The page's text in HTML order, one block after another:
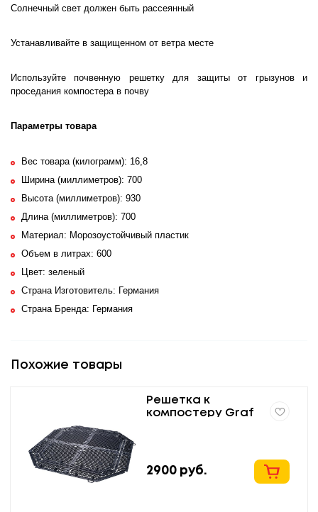
Солнечный свет должен быть рассеянный
Устанавливайте в защищенном от ветра месте
Используйте почвенную решетку для защиты от грызунов и
проседания компостера в почву
Параметры товара
Вес товара (килограмм): 16,8
Ширина (миллиметров): 700
Высота (миллиметров): 930
Длина (миллиметров): 700
Материал: Морозоустойчивый пластик
Объем в литрах: 600
Цвет: зеленый
Страна Изготовитель: Германия
Страна Бренда: Германия
Похожие товары
Решетка к
компостеру Graf
2900 руб.